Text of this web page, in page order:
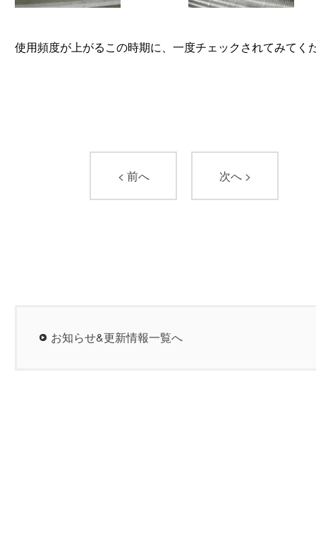
使用頻度が上がるこの時期に、一度チェックされてみてく
< 前へ 次へ >
お知らせ&更新情報一覧へ